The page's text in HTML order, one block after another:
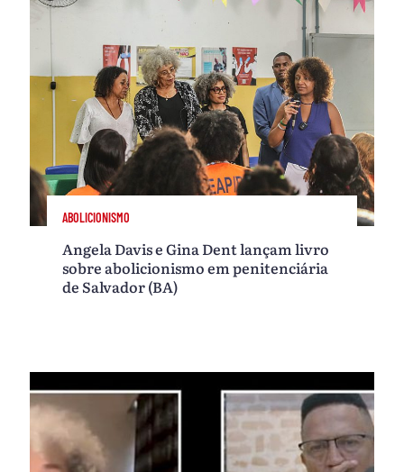
ABOLICIONISMO
Angela Davis e Gina Dent lançam livro
sobre abolicionismo em penitenciária
de Salvador (BA)